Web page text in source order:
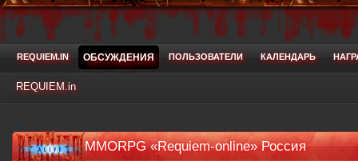
REQUIEM.IN ОБСУЖДЕНИЯ ПОЛЬЗОВАТЕЛИ КАЛЕНДАРЬ
REQUIEM.in
MMORPG «Requiem-online» Россия